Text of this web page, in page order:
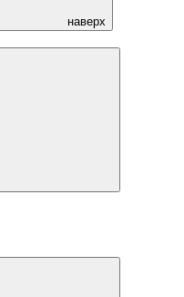
наверх